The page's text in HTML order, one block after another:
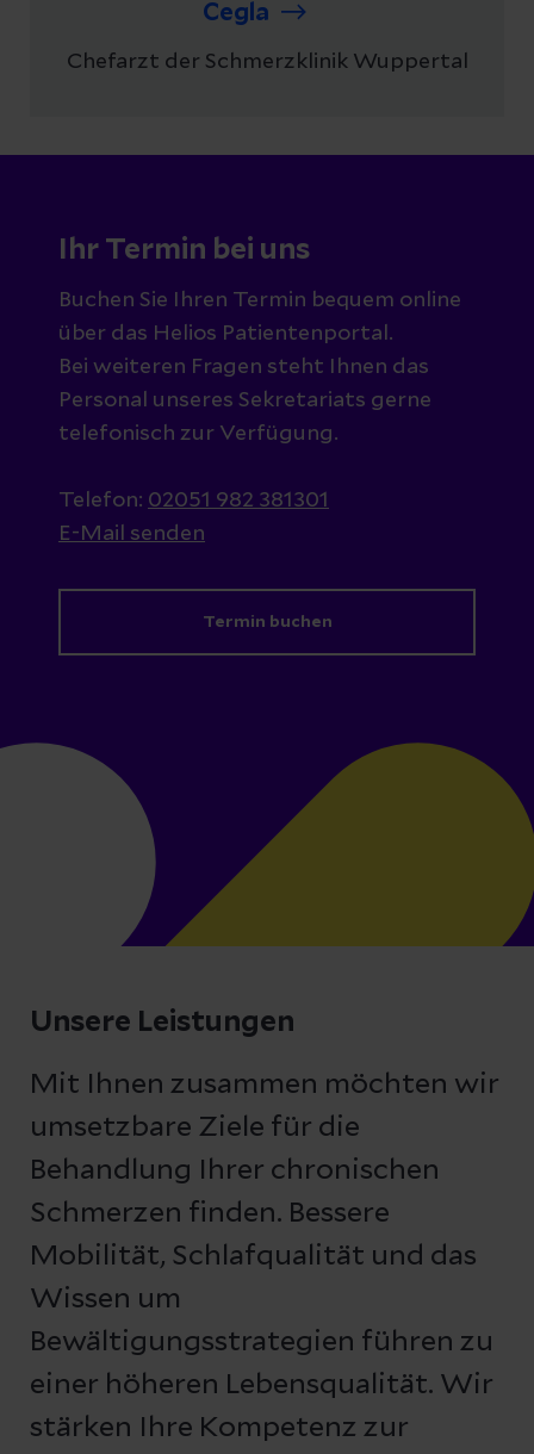
Cegla
Chefarzt der Schmerzklinik Wuppertal
Ihr Termin bei uns
Buchen Sie Ihren Termin bequem online
über das Helios Patientenportal.
Bei weiteren Fragen steht Ihnen das
Personal unseres Sekretariats gerne
telefonisch zur Verfügung.
Telefon: 02051 982 381301
E-Mail senden
Termin buchen
Unsere Leistungen
Mit Ihnen zusammen möchten wir
umsetzbare Ziele für die
Behandlung Ihrer chronischen
Schmerzen finden. Bessere
Mobilität, Schlafqualität und das
Wissen um
Bewältigungsstrategien führen zu
einer höheren Lebensqualität. Wir
stärken Ihre Kompetenz zur